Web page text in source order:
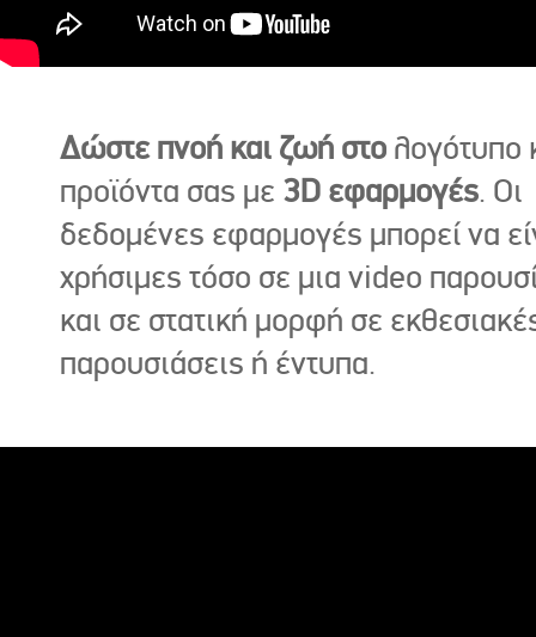
Δώστε πνοή και ζωή στο λογότυπο
προϊόντα σας με 3D εφαρμογές. Οι
δεδομένες εφαρμογές μπορεί να
χρήσιμες τόσο σε μια video
και σε στατική μορφή σε
παρουσιάσεις ή έντυπα.